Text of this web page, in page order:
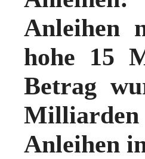
Anleihen
hohe 15
Betrag
Anleihen